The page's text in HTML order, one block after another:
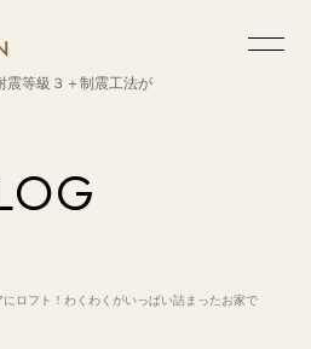
震等級３＋制震工法が
ロフト！わくわくがいっぱい詰まったお家で